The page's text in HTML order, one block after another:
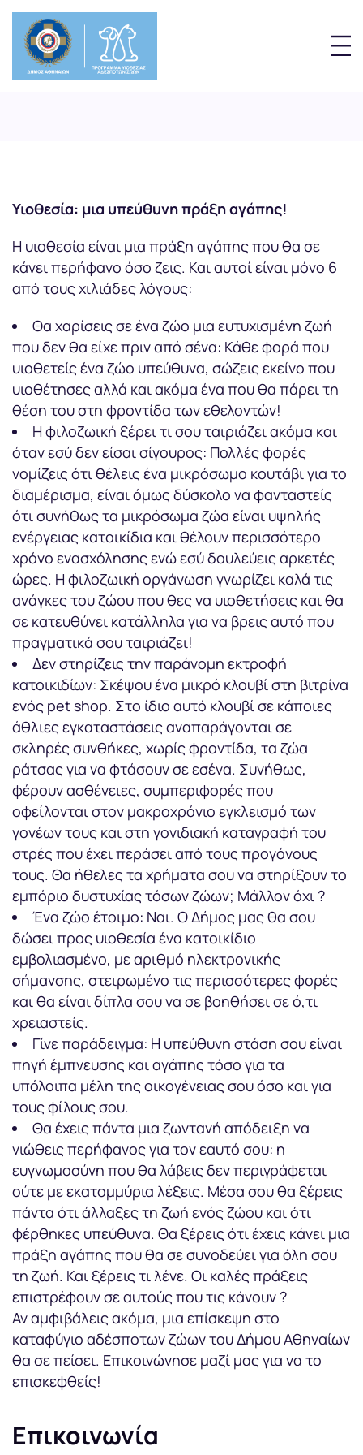
Υιοθεσία: μια υπεύθυνη πράξη αγάπης!
Η υιοθεσία είναι μια πράξη αγάπης που θα σε
κάνει περήφανο όσο ζεις. Και αυτοί είναι μόνο 6
από τους χιλιάδες λόγους:
Θα χαρίσεις σε ένα ζώο μια ευτυχισμένη ζωή
που δεν θα είχε πριν από σένα: Κάθε φορά που
υιοθετείς ένα ζώο υπεύθυνα, σώζεις εκείνο που
υιοθέτησες αλλά και ακόμα ένα που θα πάρει τη
θέση του στη φροντίδα των εθελοντών!
Η φιλοζωική ξέρει τι σου ταιριάζει ακόμα και
όταν εσύ δεν είσαι σίγουρος: Πολλές φορές
νομίζεις ότι θέλεις ένα μικρόσωμο κουτάβι για το
διαμέρισμα, είναι όμως δύσκολο να φανταστείς
ότι συνήθως τα μικρόσωμα ζώα είναι υψηλής
ενέργειας κατοικίδια και θέλουν περισσότερο
χρόνο ενασχόλησης ενώ εσύ δουλεύεις αρκετές
ώρες. Η φιλοζωική οργάνωση γνωρίζει καλά τις
ανάγκες του ζώου που θες να υιοθετήσεις και θα
σε κατευθύνει κατάλληλα για να βρεις αυτό που
πραγματικά σου ταιριάζει!
Δεν στηρίζεις την παράνομη εκτροφή
κατοικιδίων: Σκέψου ένα μικρό κλουβί στη βιτρίνα
ενός pet shop. Στο ίδιο αυτό κλουβί σε κάποιες
άθλιες εγκαταστάσεις αναπαράγονται σε
σκληρές συνθήκες, χωρίς φροντίδα, τα ζώα
ράτσας για να φτάσουν σε εσένα. Συνήθως,
φέρουν ασθένειες, συμπεριφορές που
οφείλονται στον μακροχρόνιο εγκλεισμό των
γονέων τους και στη γονιδιακή καταγραφή του
στρές που έχει περάσει από τους προγόνους
τους. Θα ήθελες τα χρήματα σου να στηρίξουν το
εμπόριο δυστυχίας τόσων ζώων; Μάλλον όχι ?
Ένα ζώο έτοιμο: Ναι. Ο Δήμος μας θα σου
δώσει προς υιοθεσία ένα κατοικίδιο
εμβολιασμένο, με αριθμό ηλεκτρονικής
σήμανσης, στειρωμένο τις περισσότερες φορές
και θα είναι δίπλα σου να σε βοηθήσει σε ό,τι
χρειαστείς.
Γίνε παράδειγμα: Η υπεύθυνη στάση σου είναι
πηγή έμπνευσης και αγάπης τόσο για τα
υπόλοιπα μέλη της οικογένειας σου όσο και για
τους φίλους σου.
Θα έχεις πάντα μια ζωντανή απόδειξη να
νιώθεις περήφανος για τον εαυτό σου: η
ευγνωμοσύνη που θα λάβεις δεν περιγράφεται
ούτε με εκατομμύρια λέξεις. Μέσα σου θα ξέρεις
πάντα ότι άλλαξες τη ζωή ενός ζώου και ότι
φέρθηκες υπεύθυνα. Θα ξέρεις ότι έχεις κάνει μια
πράξη αγάπης που θα σε συνοδεύει για όλη σου
τη ζωή. Και ξέρεις τι λένε. Οι καλές πράξεις
επιστρέφουν σε αυτούς που τις κάνουν ?
Αν αμφιβάλεις ακόμα, μια επίσκεψη στο
καταφύγιο αδέσποτων ζώων του Δήμου Αθηναίων
θα σε πείσει. Επικοινώνησε μαζί μας για να το
επισκεφθείς!
Επικοινωνία